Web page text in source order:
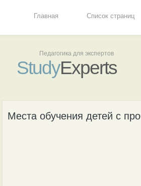
Главная Список страниц
Педагогика для экспертов
StudyExperts
Места обучения детей с